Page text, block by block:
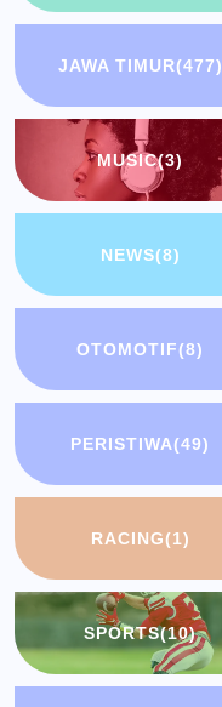
JAWA TIMUR(477)
MUSIC(3)
NEWS(8)
OTOMOTIF(8)
PERISTIWA(49)
RACING(1)
SPORTS(10)